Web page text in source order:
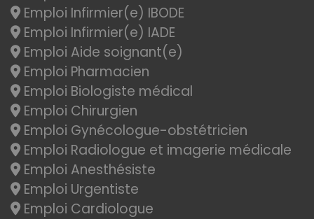
Emploi Infirmier(e) IBODE
Emploi Infirmier(e) IADE
Emploi Aide soignant(e)
Emploi Pharmacien
Emploi Biologiste médical
Emploi Chirurgien
Emploi Gynécologue-obstétricien
Emploi Radiologue et imagerie médicale
Emploi Anesthésiste
Emploi Urgentiste
Emploi Cardiologue